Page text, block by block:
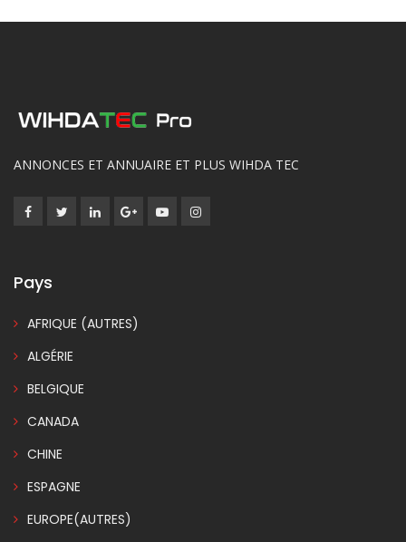
ANNONCES ET ANNUAIRE ET PLUS WIHDA TEC
Pays
AFRIQUE (AUTRES)
ALGÉRIE
BELGIQUE
CANADA
CHINE
ESPAGNE
EUROPE(AUTRES)